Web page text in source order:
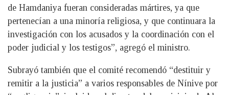
de Hamdaniya fueran consideradas mártires, ya que
pertenecían a una minoría religiosa, y que continuara la
investigación con los acusados y la coordinación con el
poder judicial y los testigos”, agregó el ministro.
Subrayó también que el comité recomendó “destituir y
remitir a la justicia” a varios responsables de Nínive por